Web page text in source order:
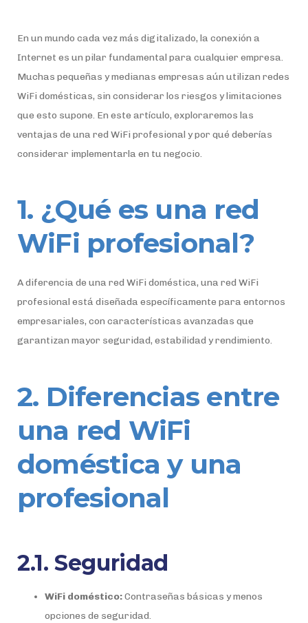
En un mundo cada vez más digitalizado, la conexión a
Internet es un pilar fundamental para cualquier empresa.
Muchas pequeñas y medianas empresas aún utilizan redes
WiFi domésticas, sin considerar los riesgos y limitaciones
que esto supone. En este artículo, exploraremos las
ventajas de una red WiFi profesional y por qué deberías
considerar implementarla en tu negocio.
1. ¿Qué es una red
WiFi profesional?
A diferencia de una red WiFi doméstica, una red WiFi
profesional está diseñada específicamente para entornos
empresariales, con características avanzadas que
garantizan mayor seguridad, estabilidad y rendimiento.
2. Diferencias entre
una red WiFi
doméstica y una
profesional
2.1. Seguridad
WiFi doméstico:Contraseñas básicas y menos
opciones de seguridad.